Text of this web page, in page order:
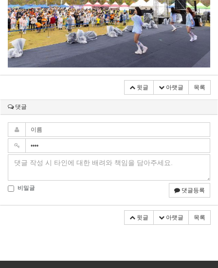
윗글 아랫글 목록
댓글
비밀글 댓글등록
윗글 아랫글 목록